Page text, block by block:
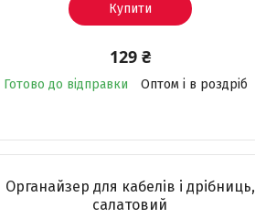
Купити
129 ₴
Готово до відправки Оптом і в роздріб
Органайзер для кабелів і дрібниць,
салатовий